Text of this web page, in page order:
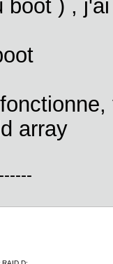
boot ) ,
array